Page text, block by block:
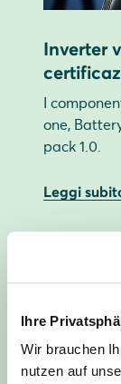
Ihre
Wir brauchen
nutzen auf
Inverter
I
one,
pack 1.0.
Leggi